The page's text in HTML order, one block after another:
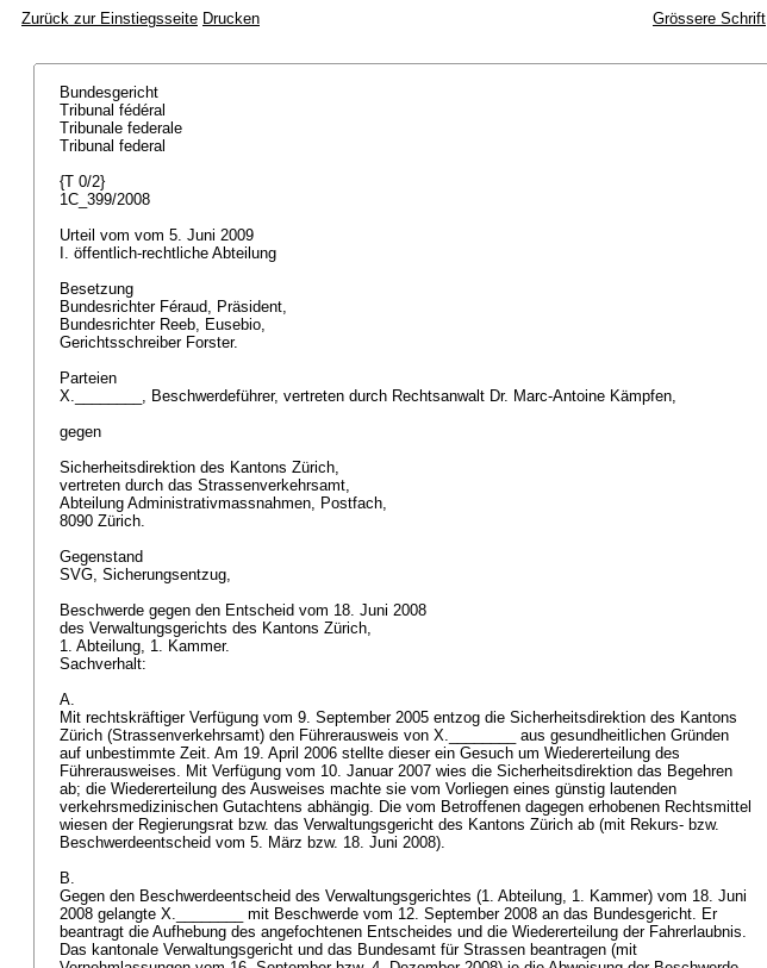
Zurück zur Einstiegsseite Drucken Grössere Schrift
Bundesgericht
Tribunal fédéral
Tribunale federale
Tribunal federal
{T 0/2}
1C_399/2008
Urteil vom vom 5. Juni 2009
I. öffentlich-rechtliche Abteilung
Besetzung
Bundesrichter Féraud, Präsident,
Bundesrichter Reeb, Eusebio,
Gerichtsschreiber Forster.
Parteien
X.________, Beschwerdeführer, vertreten durch Rechtsanwalt Dr. Marc-Antoine Kämpfen,
gegen
Sicherheitsdirektion des Kantons Zürich,
vertreten durch das Strassenverkehrsamt,
Abteilung Administrativmassnahmen, Postfach,
8090 Zürich.
Gegenstand
SVG, Sicherungsentzug,
Beschwerde gegen den Entscheid vom 18. Juni 2008
des Verwaltungsgerichts des Kantons Zürich,
1. Abteilung, 1. Kammer.
Sachverhalt:
A.
Mit rechtskräftiger Verfügung vom 9. September 2005 entzog die Sicherheitsdirektion des Kantons
Zürich (Strassenverkehrsamt) den Führerausweis von X.________ aus gesundheitlichen Gründen
auf unbestimmte Zeit. Am 19. April 2006 stellte dieser ein Gesuch um Wiedererteilung des
Führerausweises. Mit Verfügung vom 10. Januar 2007 wies die Sicherheitsdirektion das Begehren
ab; die Wiedererteilung des Ausweises machte sie vom Vorliegen eines günstig lautenden
verkehrsmedizinischen Gutachtens abhängig. Die vom Betroffenen dagegen erhobenen Rechtsmittel
wiesen der Regierungsrat bzw. das Verwaltungsgericht des Kantons Zürich ab (mit Rekurs- bzw.
Beschwerdeentscheid vom 5. März bzw. 18. Juni 2008).
B.
Gegen den Beschwerdeentscheid des Verwaltungsgerichtes (1. Abteilung, 1. Kammer) vom 18. Juni
2008 gelangte X.________ mit Beschwerde vom 12. September 2008 an das Bundesgericht. Er
beantragt die Aufhebung des angefochtenen Entscheides und die Wiedererteilung der Fahrerlaubnis.
Das kantonale Verwaltungsgericht und das Bundesamt für Strassen beantragen (mit